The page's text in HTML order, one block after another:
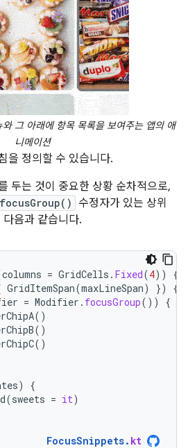
그 아래에 항목 목록을 보여주는 앱의 애
니메이션
을 정의할 수 있습니다.
두는 것이 중요한 상황 순차적으로,
focusGroup()
수정자가 있는 상위
다음과 같습니다.
columns = GridCells . Fixed(4))
{
GridItemSpan(maxLineSpan) })
{
= Modifier . focusGroup())
{
()
()
()
)
{
(sweets = it)
FocusSnippets. kt